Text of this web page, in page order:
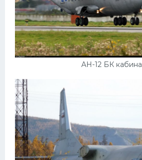
АН-12 БК кабина